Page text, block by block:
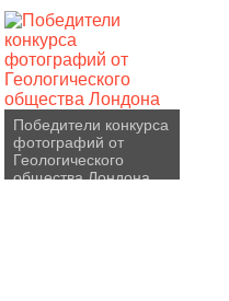
Победители конкурса
фотографий от
Геологического
общества Лондона